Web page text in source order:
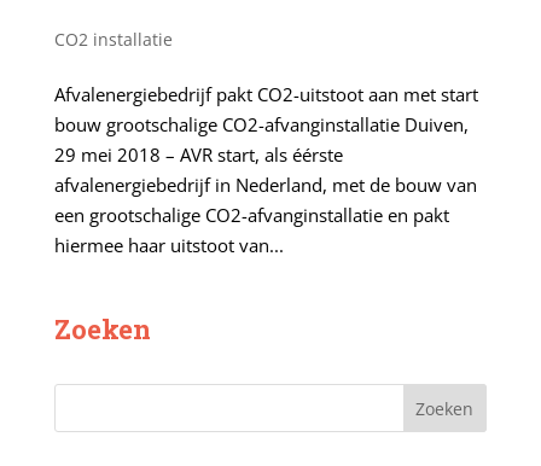
CO2 installatie
Afvalenergiebedrijf pakt CO2-uitstoot aan met start
bouw grootschalige CO2-afvanginstallatie Duiven,
29 mei 2018 – AVR start, als éérste
afvalenergiebedrijf in Nederland, met de bouw van
een grootschalige CO2-afvanginstallatie en pakt
hiermee haar uitstoot van...
Zoeken